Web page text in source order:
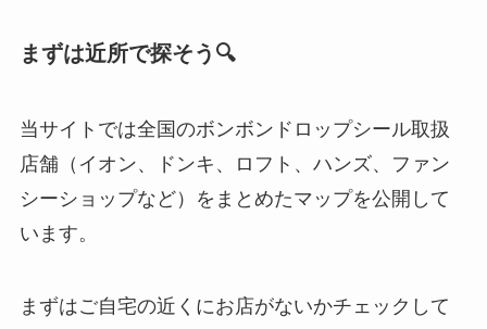
まずは近所で探そう🔍
当サイトでは全国のボンボンドロップシール取扱
店舗（イオン、ドンキ、ロフト、ハンズ、ファン
シーショップなど）をまとめたマップを公開して
います。
まずはご自宅の近くにお店がないかチェックして